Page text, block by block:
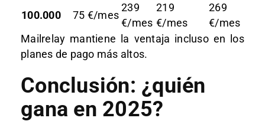
100.000
75 €/mes
239
€/mes
219
€/mes
269
€/mes
Mailrelay mantiene la ventaja incluso en los
planes de pago más altos.
Conclusión: ¿quién
gana en 2025?